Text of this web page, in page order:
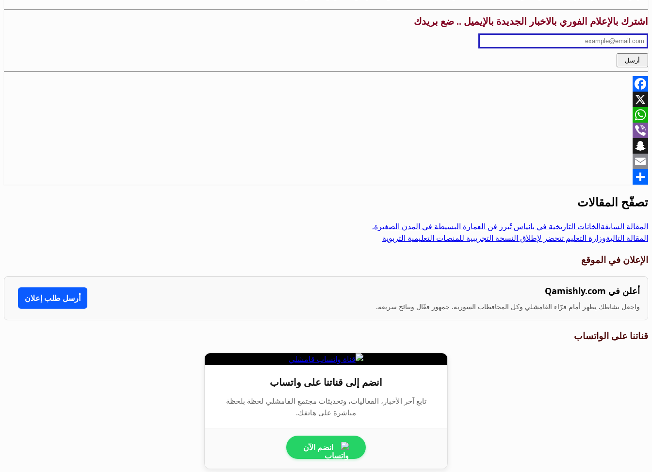
اشترك بالإعلام الفوري بالاخبار الجديدة بالإيميل .. ضع بريدك
Facebook
X
WhatsApp
Viber
Snapchat
Email
تصفّح المقالات
المقالة السابقة الخانات التاريخية في بانياس تُبرز فن العمارة البسيطة في المدن الصغيرة.
المقالة التاليةوزارة التعليم تتحضر لإطلاق النسخة التجريبية للمنصات التعليمية التربوية
الإعلان في الموقع
أعلن في Qamishly.com
واجعل نشاطك يظهر أمام قرّاء القامشلي وكل المحافظات السورية. جمهور فعّال ونتائج سريعة.
أرسل طلب إعلان
قناتنا على الواتساب
انضم إلى قناتنا على واتساب
تابع آخر الأخبار، الفعاليات، وتحديثات مجتمع القامشلي لحظة بلحظة
مباشرة على هاتفك.
انضم الآن